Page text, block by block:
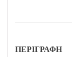
ΠΕΡΙΓΡΑΦΗ